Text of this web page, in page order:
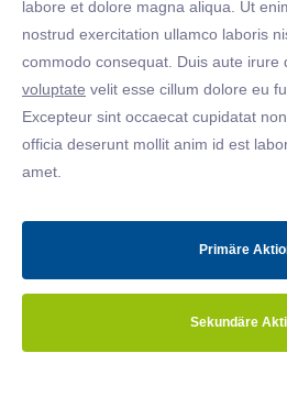
labore et dolore magna aliqua. Ut
nostrud exercitation ullamco laboris
commodo consequat. Duis aute irure
voluptate velit esse cillum dolore eu
Excepteur sint occaecat cupidatat
officia deserunt mollit anim id est
amet.
Primäre
Sekundäre